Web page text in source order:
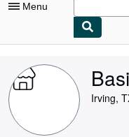
Menu
My Purchases
Advanced Search
Irving,